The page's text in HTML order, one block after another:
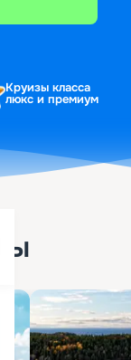
Круизы класса
люкс и премиум